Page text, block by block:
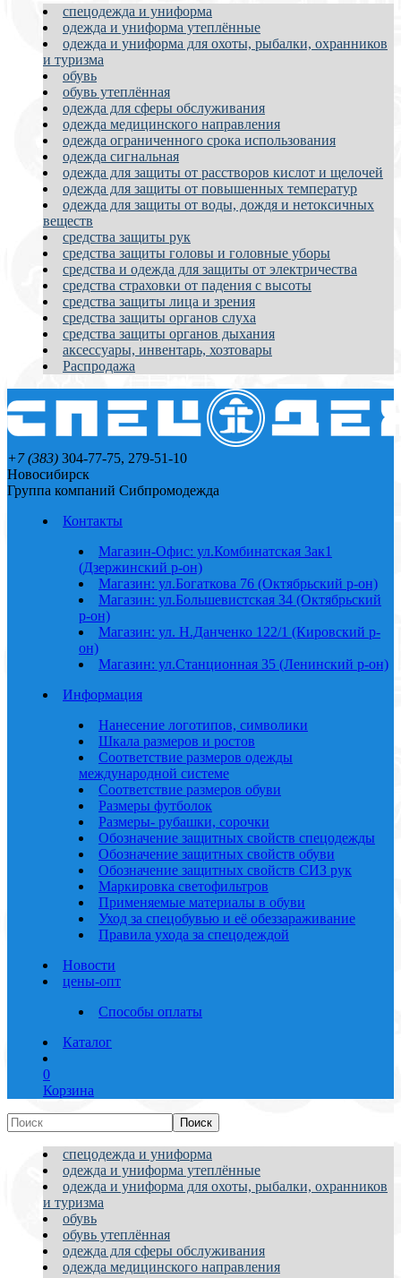
спецодежда и униформа
одежда и униформа утеплённые
одежда и униформа для охоты, рыбалки, охранников
и туризма
обувь
обувь утеплённая
одежда для сферы обслуживания
одежда медицинского направления
одежда ограниченного срока использования
одежда сигнальная
одежда для защиты от расстворов кислот и щелочей
одежда для защиты от повышенных температур
одежда для защиты от воды, дождя и нетоксичных
веществ
средства защиты рук
средства защиты головы и головные уборы
средства и одежда для защиты от электричества
средства страховки от падения с высоты
средства защиты лица и зрения
средства защиты органов слуха
средства защиты органов дыхания
аксессуары, инвентарь, хозтовары
Распродажа
+7 (383) 304-77-75, 279-51-10
Новосибирск
Группа компаний Сибпромодежда
Контакты
Магазин-Офис: ул.Комбинатская 3ак1
(Дзержинский р-он)
Магазин: ул.Богаткова 76 (Октябрьский р-он)
Магазин: ул.Большевистская 34 (Октябрьский
р-он)
Магазин: ул. Н.Данченко 122/1 (Кировский р-
он)
Магазин: ул.Станционная 35 (Ленинский р-он)
Информация
Нанесение логотипов, символики
Шкала размеров и ростов
Соответствие размеров одежды
международной системе
Соответствие размеров обуви
Размеры футболок
Размеры- рубашки, сорочки
Обозначение защитных свойств спецодежды
Обозначение защитных свойств обуви
Обозначение защитных свойств СИЗ рук
Маркировка светофильтров
Применяемые материалы в обуви
Уход за спецобувью и её обеззараживание
Правила ухода за спецодеждой
Новости
цены-опт
Способы оплаты
Каталог
0
Корзина
спецодежда и униформа
одежда и униформа утеплённые
одежда и униформа для охоты, рыбалки, охранников
и туризма
обувь
обувь утеплённая
одежда для сферы обслуживания
одежда медицинского направления